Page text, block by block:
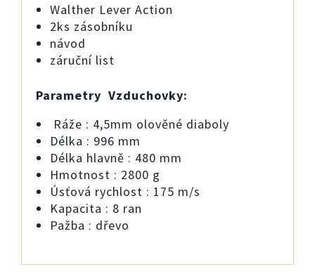
Walther Lever Action
2ks zásobníku
návod
záruční list
Parametry Vzduchovky:
Ráže : 4,5mm olověné diaboly
Délka : 996 mm
Délka hlavně : 480 mm
Hmotnost : 2800 g
Úsťová rychlost : 175 m/s
Kapacita : 8 ran
Pažba : dřevo